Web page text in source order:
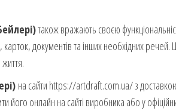
також вражають своєю
документів та інших необхідних речей.
на сайти https://artdraft.com.ua/ з
онлайн на сайті виробника або у